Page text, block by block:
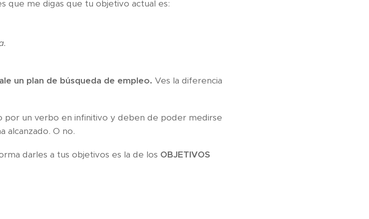
que me digas que tu objetivo actual es:
un plan de búsqueda de empleo. Ves la diferencia
por un verbo en infinitivo y deben de poder medirse
alcanzado. O no.
darles a tus objetivos es la de los OBJETIVOS